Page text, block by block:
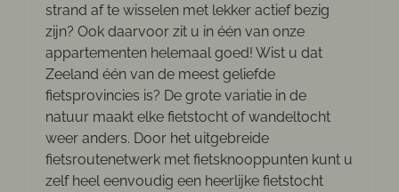
strand af te wisselen met lekker actief bezig
zijn? Ook daarvoor zit u in één van onze
appartementen helemaal goed! Wist u dat
Zeeland één van de meest geliefde
fietsprovincies is? De grote variatie in de
natuur maakt elke fietstocht of wandeltocht
weer anders. Door het uitgebreide
fietsroutenetwerk met fietsknooppunten kunt u
zelf heel eenvoudig een heerlijke fietstocht